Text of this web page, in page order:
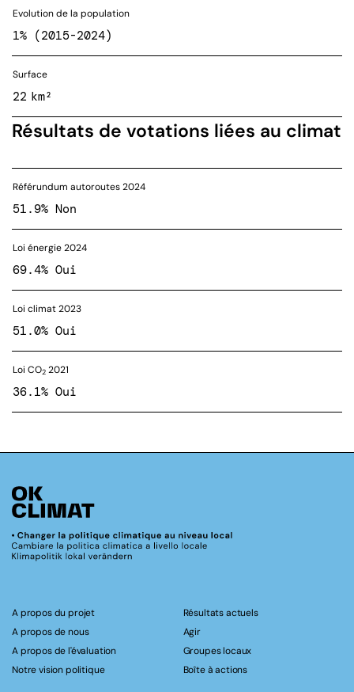
Evolution de la population
1% (2015-2024)
Surface
22 km²
Résultats de votations liées au climat
Référundum autoroutes 2024
51.9% Non
Loi énergie 2024
69.4% Oui
Loi climat 2023
51.0% Oui
Loi CO2 2021
36.1% Oui
A propos du projet
A propos de nous
A propos de l'évaluation
Notre vision politique
Résultats actuels
Agir
Groupes locaux
Boîte à actions